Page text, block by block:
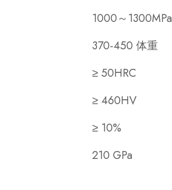
1000～1300MPa
370-450 体重
≥ 50HRC
≥ 460HV
≥ 10%
210 GPa